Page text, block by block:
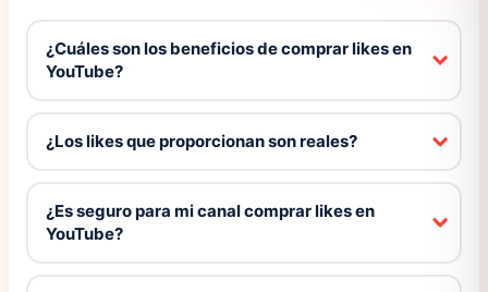
¿Cuáles son los beneficios de comprar likes en
YouTube?
¿Los likes que proporcionan son reales?
¿Es seguro para mi canal comprar likes en
YouTube?